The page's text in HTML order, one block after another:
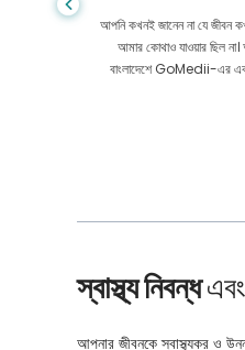
আপনি কখনই জানেন না যে জীবন
আমার কোথাও যাওয়ার ছিল
বাংলাদেশে GoMedii-এর
স্বাস্থ্য নিবন্ধ
আপনার জীবনকে স্বাস্থ্যকর ও